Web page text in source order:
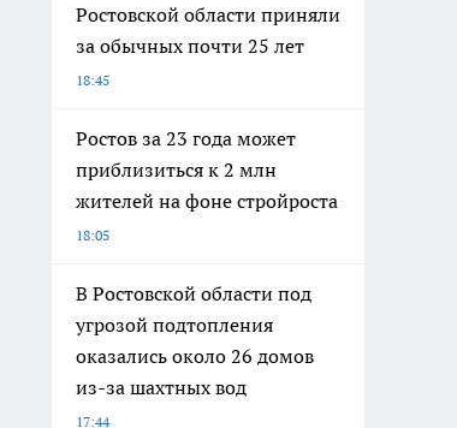
Ростовской области приняли
за обычных почти 25 лет
18:45
Ростов за 23 года может
приблизиться к 2 млн
жителей на фоне стройроста
18:05
В Ростовской области под
угрозой подтопления
оказались около 26 домов
из-за шахтных вод
17:44